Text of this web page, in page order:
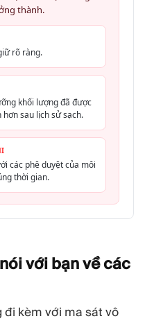
thành.
rõ ràng.
khối lượng đã được
sau lịch sử sạch.
các phê duyệt của môi
thời gian.
với bạn về các
đi kèm với ma sát vô